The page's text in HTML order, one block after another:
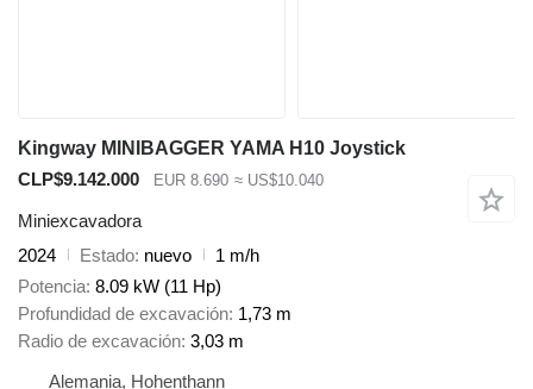
Kingway MINIBAGGER YAMA H10 Joystick
CLP$9.142.000
EUR 8.690 ≈ US$10.040
Miniexcavadora
2024
Estado nuevo
1 m/h
Potencia 8.09 kW (11 Hp)
Profundidad de excavación 1,73 m
Radio de excavación 3,03 m
Alemania, Hohenthann